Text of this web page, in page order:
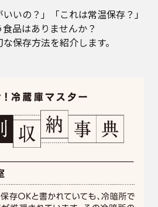
いいの？」「これは常温保存？」
品はありませんか？
保存方法を紹介します。